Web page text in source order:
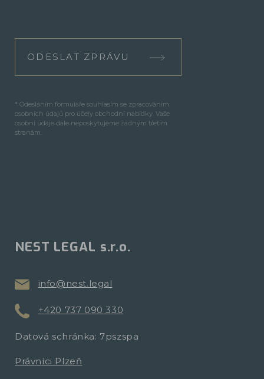
ODESLAT ZPRÁVU
* Odesláním formuláře souhlasím se zpracováním
osobních údajů pro účely obchodní nabídky. Vaše
osobní údaje dále neposkytujeme žádným třetím
stranám.
NEST LEGAL s.r.o.
info@nest.legal
+420 737 090 330
Datová schránka: 7pszspa
Právníci Plzeň